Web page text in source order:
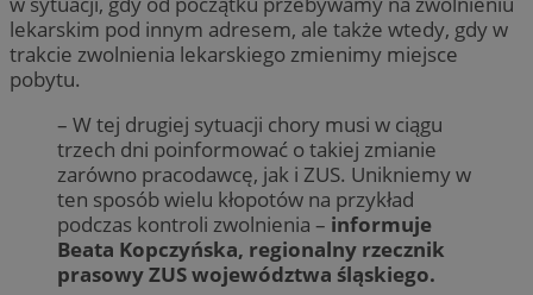
lekarskim pod innym adresem, ale także wtedy, gdy w
trakcie zwolnienia lekarskiego zmienimy miejsce
pobytu.
– W tej drugiej sytuacji chory musi w ciągu
trzech dni poinformować o takiej zmianie
zarówno pracodawcę, jak i ZUS. Unikniemy w
ten sposób wielu kłopotów na przykład
podczas kontroli zwolnienia – informuje
Beata Kopczyńska, regionalny rzecznik
prasowy ZUS województwa śląskiego.